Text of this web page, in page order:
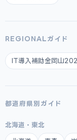
REGIONALガイド
IT導入補助金岡山
都道府県別ガイド
北海道・東北